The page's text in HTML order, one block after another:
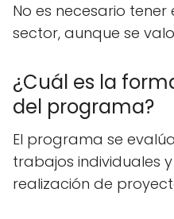
No es necesario
sector, aunque se
¿Cuál es la
del programa?
El programa se
trabajos individuales
realización de